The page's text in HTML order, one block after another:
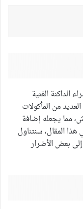
الداكنة الغنية
من المأكولات
مما يجعله إضافة
المقال، سنتناول
إلى بعض الأضرار